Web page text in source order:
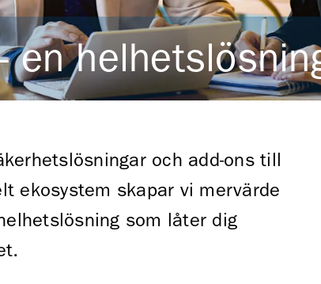
en
och add-ons till
ekosystem skapar vi mervärde
som låter dig